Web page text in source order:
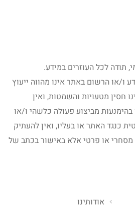
תודה לכל העוזרים במידע.
ו/או הרשום באתר אינו מהווה ייעוץ
חסין מטעויות והשמטות, ואין
מביצוע פעולה כלשהי ו/או
כנגד האתר או בעליו, ואין להעתיק
או פרטי אלא באישור בכתב של
אודותינו